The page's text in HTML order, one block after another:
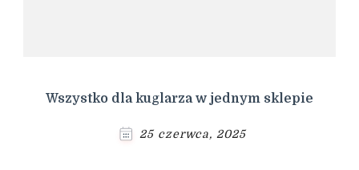
Wszystko dla kuglarza w jednym sklepie
25 czerwca, 2025